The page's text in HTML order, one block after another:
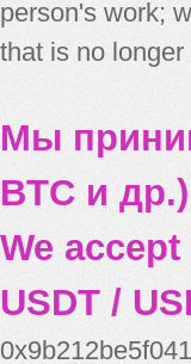
person's work;
that is no
Мы
BTC и
We
USDT /